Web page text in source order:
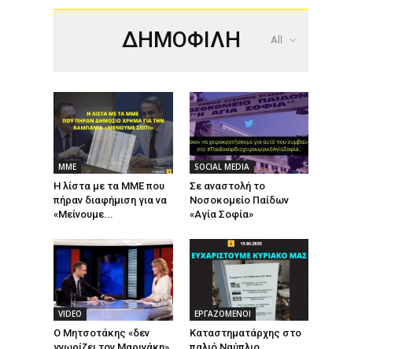
ΔΗΜΟΦΙΛΗ All
ΜΜΕ
Η λίστα με τα ΜΜΕ που
πήραν διαφήμιση για να
«Μείνουμε...
SOCIAL MEDIA
Σε αναστολή το
Νοσοκομείο Παίδων
«Αγία Σοφία»
VIDEO
Ο Μητσοτάκης «δεν
ΕΡΓΑΖΟΜΕΝΟΙ
Καταστηματάρχης στο